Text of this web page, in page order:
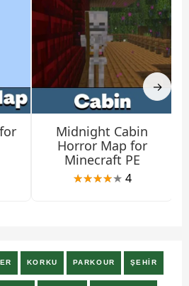
→
Midnight Cabin
Horror Map for
Minecraft PE
4
KORKU PARKOUR ŞEHİR